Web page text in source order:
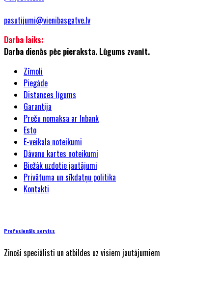
pasutijumi@vienibasgatve.lv
Darba laiks:
Darba dienās pēc pieraksta. Lūgums zvanīt.
Zīmoli
Piegāde
Distances līgums
Garantija
Preču nomaksa ar Inbank
Esto
E-veikala noteikumi
Dāvanu kartes noteikumi
Biežāk uzdotie jautājumi
Privātuma un sīkdatņu politika
Kontakti
Profesionāls serviss
Zinoši speciālisti un atbildes uz visiem jautājumiem